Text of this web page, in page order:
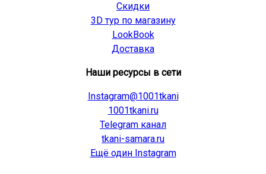
Скидки
3D тур по магазину
LookBook
Доставка
Наши ресурсы в сети
Instagram@1001tkani
1001tkani.ru
Telegram канал
tkani-samara.ru
Ещё один Instagram